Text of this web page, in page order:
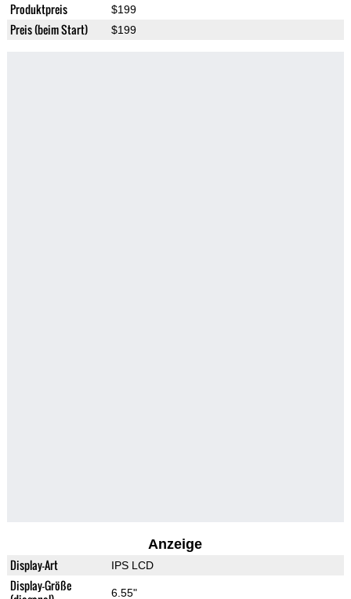
Produktpreis $199
Preis (beim Start) $199
Anzeige
Display-Art IPS LCD
Display-Größe
6.55"